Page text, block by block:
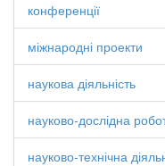
конференції
міжнародні проекти
наукова діяльність
науково-дослідна
науково-технічна